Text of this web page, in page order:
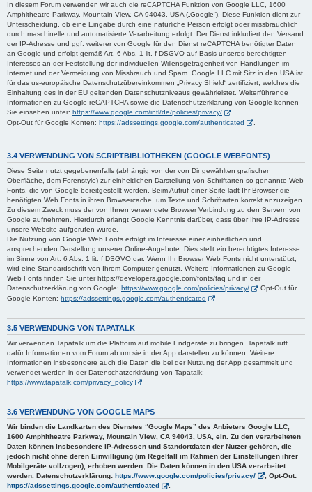
In diesem Forum verwenden wir auch die reCAPTCHA Funktion von Google LLC, 1600
Amphitheatre Parkway, Mountain View, CA 94043, USA („Google“). Diese Funktion dient zur
Unterscheidung, ob eine Eingabe durch eine natürliche Person erfolgt oder missbräuchlich
durch maschinelle und automatisierte Verarbeitung erfolgt. Der Dienst inkludiert den Versand
der IP-Adresse und ggf. weiterer von Google für den Dienst reCAPTCHA benötigter Daten
an Google und erfolgt gemäß Art. 6 Abs. 1 lit. f DSGVO auf Basis unseres berechtigten
Interesses an der Feststellung der individuellen Willensgetragenheit von Handlungen im
Internet und der Vermeidung von Missbrauch und Spam. Google LLC mit Sitz in den USA ist
für das us-europäische Datenschutzübereinkommen „Privacy Shield“ zertifiziert, welches die
Einhaltung des in der EU geltenden Datenschutzniveaus gewährleistet. Weiterführende
Informationen zu Google reCAPTCHA sowie die Datenschutzerklärung von Google können
Sie einsehen unter: https://www.google.com/intl/de/policies/privacy/
Opt-Out für Google Konten: https://adssettings.google.com/authenticated
3.4 VERWENDUNG VON SCRIPTBIBLIOTHEKEN (GOOGLE WEBFONTS)
Diese Seite nutzt gegebenenfalls (abhängig von der von Dir gewählten grafischen
Oberfläche, dem Forenstyle) zur einheitlichen Darstellung von Schriftarten so genannte Web
Fonts, die von Google bereitgestellt werden. Beim Aufruf einer Seite lädt Ihr Browser die
benötigten Web Fonts in ihren Browsercache, um Texte und Schriftarten korrekt anzuzeigen.
Zu diesem Zweck muss der von Ihnen verwendete Browser Verbindung zu den Servern von
Google aufnehmen. Hierdurch erlangt Google Kenntnis darüber, dass über Ihre IP-Adresse
unsere Website aufgerufen wurde.
Die Nutzung von Google Web Fonts erfolgt im Interesse einer einheitlichen und
ansprechenden Darstellung unserer Online-Angebote. Dies stellt ein berechtigtes Interesse
im Sinne von Art. 6 Abs. 1 lit. f DSGVO dar. Wenn Ihr Browser Web Fonts nicht unterstützt,
wird eine Standardschrift von Ihrem Computer genutzt. Weitere Informationen zu Google
Web Fonts finden Sie unter https://developers.google.com/fonts/faq und in der
Datenschutzerklärung von Google: https://www.google.com/policies/privacy/
Opt-Out für
Google Konten: https://adssettings.google.com/authenticated
3.5 VERWENDUNG VON TAPATALK
Wir verwenden Tapatalk um die Platform auf mobile Endgeräte zu bringen. Tapatalk ruft
dafür Informationen vom Forum ab um sie in der App darstellen zu können. Weitere
Informationen insbesondere auch die Daten die bei der Nutzung der App gesammelt und
verwendet werden in der Datenschatzerklräung von Tapatalk:
https://www.tapatalk.com/privacy_policy
3.6 VERWENDUNG VON GOOGLE MAPS
Wir binden die Landkarten des Dienstes “Google Maps” des Anbieters Google LLC,
1600 Amphitheatre Parkway, Mountain View, CA 94043, USA, ein. Zu den verarbeiteten
Daten können insbesondere IP-Adressen und Standortdaten der Nutzer gehören, die
jedoch nicht ohne deren Einwilligung (im Regelfall im Rahmen der Einstellungen ihrer
Mobilgeräte vollzogen), erhoben werden. Die Daten können in den USA verarbeitet
werden. Datenschutzerklärung: https://www.google.com/policies/privacy/
, Opt-Out:
https://adssettings.google.com/authenticated
.